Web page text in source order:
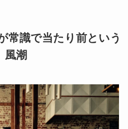
常識で当たり前という
風潮